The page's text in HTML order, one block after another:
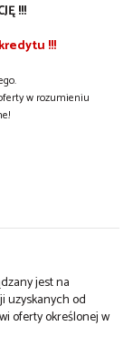
!!!
!!!
w rozumieniu
jest na
uzyskanych od
oferty określonej w